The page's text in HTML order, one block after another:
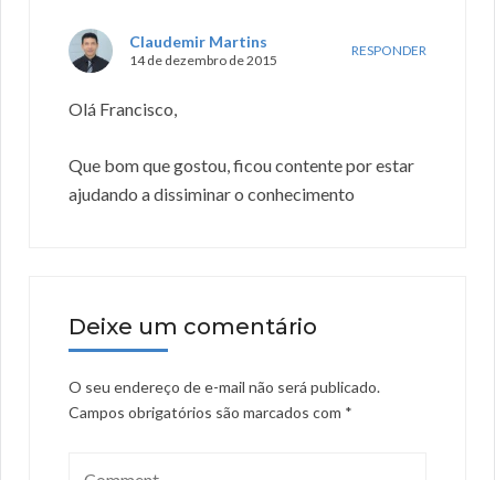
Claudemir Martins
14 de dezembro de 2015
RESPONDER
Olá Francisco,
Que bom que gostou, ficou contente por estar
ajudando a dissiminar o conhecimento
Deixe um comentário
O seu endereço de e-mail não será publicado.
Campos obrigatórios são marcados com *